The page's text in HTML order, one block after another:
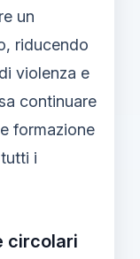
un
riducendo
violenza e
continuare
formazione
i
circolari